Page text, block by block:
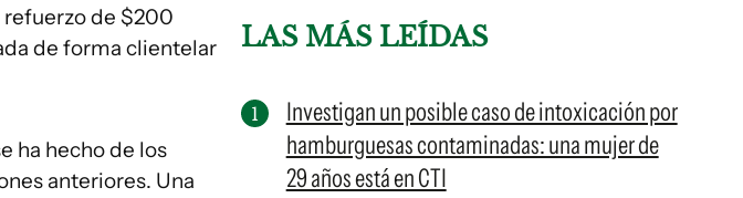
de $200
de forma clientelar
ha hecho de los
anteriores. Una
LAS MÁS LEÍDAS
Investigan un posible caso de intoxicación por
hamburguesas contaminadas: una mujer de
29 años está en CTI